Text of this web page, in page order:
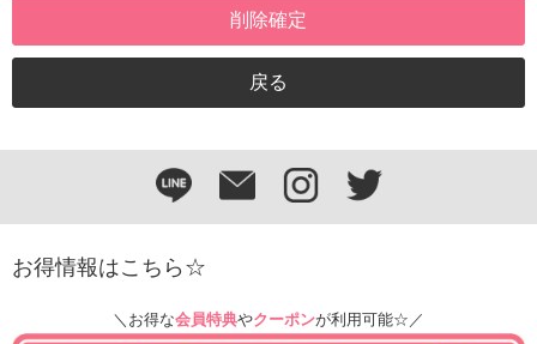
お得情報はこちら☆
＼お得な会員特典やクーポンが利用可能☆／